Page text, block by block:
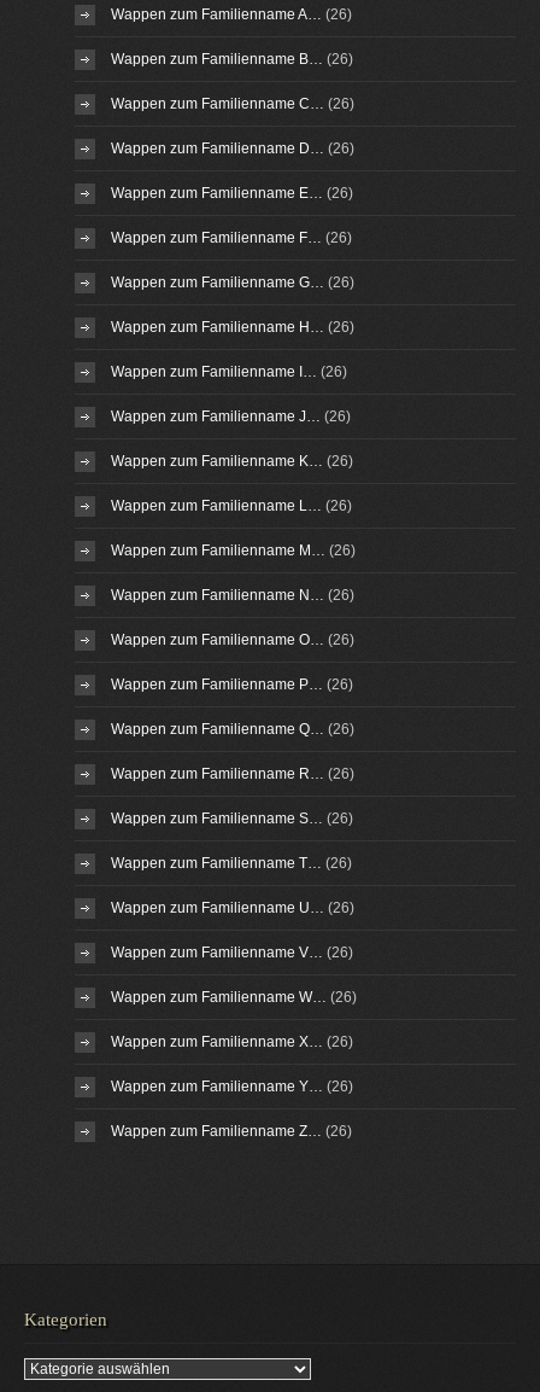
Wappen zum Familienname A… (26)
Wappen zum Familienname B… (26)
Wappen zum Familienname C… (26)
Wappen zum Familienname D… (26)
Wappen zum Familienname E… (26)
Wappen zum Familienname F… (26)
Wappen zum Familienname G… (26)
Wappen zum Familienname H… (26)
Wappen zum Familienname I… (26)
Wappen zum Familienname J… (26)
Wappen zum Familienname K… (26)
Wappen zum Familienname L… (26)
Wappen zum Familienname M… (26)
Wappen zum Familienname N… (26)
Wappen zum Familienname O… (26)
Wappen zum Familienname P… (26)
Wappen zum Familienname Q… (26)
Wappen zum Familienname R… (26)
Wappen zum Familienname S… (26)
Wappen zum Familienname T… (26)
Wappen zum Familienname U… (26)
Wappen zum Familienname V… (26)
Wappen zum Familienname W… (26)
Wappen zum Familienname X… (26)
Wappen zum Familienname Y… (26)
Wappen zum Familienname Z… (26)
Kategorien
Kategorien